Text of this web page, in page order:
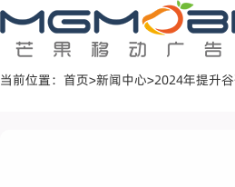
当前位置： 首页>新闻中心>2024年提升